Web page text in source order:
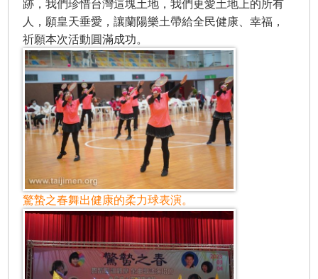
跡，我們珍惜台灣這塊土地，我們更愛土地上的所有
人，願皇天垂愛，讓蘭陽樂土帶給全民健康、幸福，
祈願本次活動圓滿成功。
驚蟄之春舞出健康的柔力球表演。